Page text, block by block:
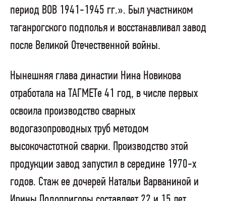
период ВОВ 1941-1945 гг.». Был участником
таганрогского подполья и восстанавливал завод
после Великой Отечественной войны.
Нынешняя глава династии Нина Новикова
отработала на ТАГМЕТе 41 год, в числе первых
освоила производство сварных
водогазопроводных труб методом
высокочастотной сварки. Производство этой
продукции завод запустил в середине 1970-х
годов. Стаж ее дочерей Натальи Варваниной и